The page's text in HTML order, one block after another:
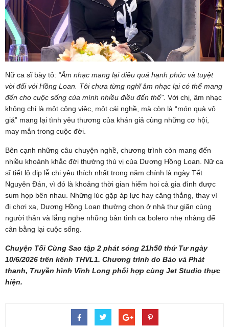
Nữ ca sĩ bày tỏ: “Âm nhạc mang lại điều quá hạnh phúc và tuyệt
vời đối với Hồng Loan. Tôi chưa từng nghĩ âm nhạc lại có thể mang
đến cho cuộc sống của mình nhiều điều đến thế”. Với chị, âm nhạc
không chỉ là một công việc, một cái nghề, mà còn là “món quà vô
giá” mang lại tình yêu thương của khán giả cùng những cơ hội,
may mắn trong cuộc đời.
Bên cạnh những câu chuyện nghề, chương trình còn mang đến
nhiều khoảnh khắc đời thường thú vị của Dương Hồng Loan. Nữ ca
sĩ tiết lộ dịp lễ chị yêu thích nhất trong năm chính là ngày Tết
Nguyên Đán, vì đó là khoảng thời gian hiếm hoi cả gia đình được
sum họp bên nhau. Những lúc gặp áp lực hay căng thẳng, thay vì
đi chơi xa, Dương Hồng Loan thường chọn ở nhà thư giãn cùng
người thân và lắng nghe những bản tình ca bolero nhẹ nhàng để
cân bằng lại cuộc sống.
Chuyện Tối Cùng Sao tập 2 phát sóng 21h50 thứ Tư ngày
10/6/2026 trên kênh THVL1. Chương trình do Báo và Phát
thanh, Truyền hình Vĩnh Long phối hợp cùng Jet Studio thực
hiện.